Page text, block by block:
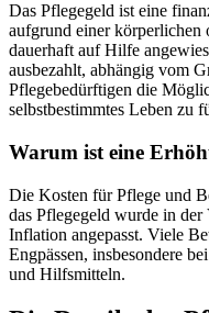
Das Pflegegeld ist eine
aufgrund einer körperlichen
dauerhaft auf Hilfe
ausbezahlt, abhängig vom
Pflegebedürftigen die
selbstbestimmtes Leben zu
Warum ist eine
Die Kosten für Pflege und
das Pflegegeld wurde in der
Inflation angepasst. Viele
Engpässen, insbesondere
und Hilfsmitteln.